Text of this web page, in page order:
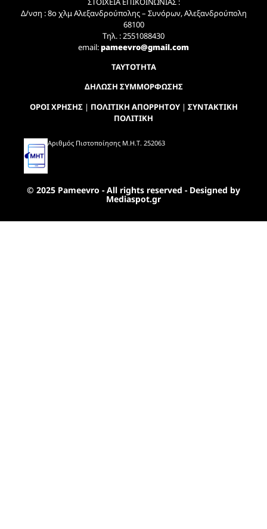
Δ/νση : 8ο χλμ Αλεξανδρούπολης – Συνόρων, Αλεξανδρούπολη
68100
Τηλ. : 2551088430
email:pameevro@gmail.com
ΤΑΥΤΟΤΗΤΑ
ΔΗΛΩΣΗ ΣΥΜΜΟΡΦΩΣΗΣ
ΟΡΟΙ ΧΡΗΣΗΣ| ΠΟΛΙΤΙΚΗ ΑΠΟΡΡΗΤΟΥ| ΣΥΝΤΑΚΤΙΚΗ
ΠΟΛΙΤΙΚΗ
Αριθμός Πιστοποίησης Μ.Η.Τ. 252063
© 2025 Pameevro - All rights reserved - Designed by
Mediaspot.gr